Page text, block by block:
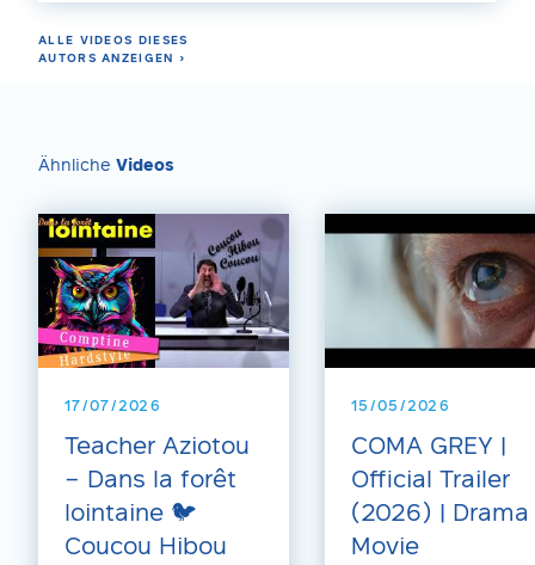
ALLE VIDEOS DIESES
AUTORS ANZEIGEN ›
Ähnliche Videos
17/07/2026
Teacher Aziotou
– Dans la forêt
lointaine 🐦
Coucou Hibou
15/05/2026
COMA GREY |
Official Trailer
(2026) | Drama
Movie